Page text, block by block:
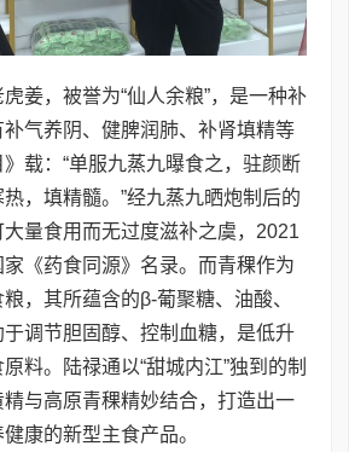
姜，被誉为“仙人余粮”，是一种补
气养阴、健脾润肺、补肾填精等
载：“单服九蒸九曝食之，驻颜断
，填精髓。”经九蒸九晒炮制后的
量食用而无过度滋补之虞，2021
《药食同源》名录。而青稞作为
，其所蕴含的β-葡聚糖、油酸、
调节胆固醇、控制血糖，是低升
料。陆禄通以“甜城内江”独到的制
与高原青稞精妙结合，打造出一
康的新型主食产品。